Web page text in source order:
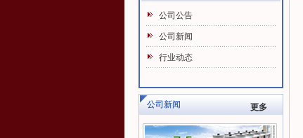
公司公告
公司新闻
行业动态
公司新闻 更多